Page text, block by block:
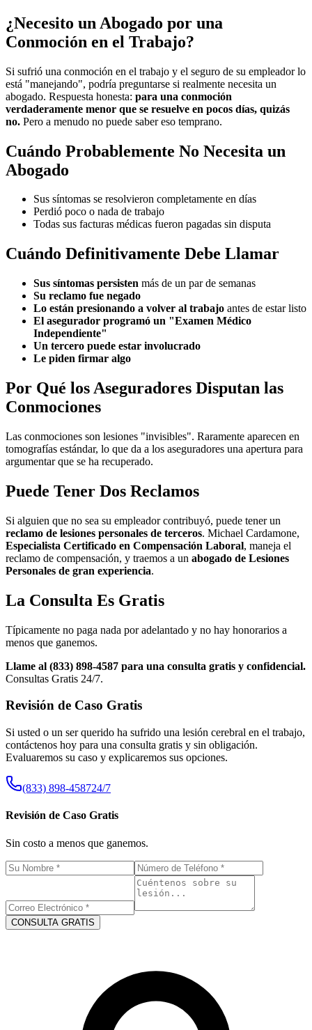
¿Necesito un Abogado por una
Conmoción en el Trabajo?
Si sufrió una conmoción en el trabajo y el seguro de su empleador lo
está "manejando", podría preguntarse si realmente necesita un
abogado. Respuesta honesta: para una conmoción
verdaderamente menor que se resuelve en pocos días, quizás
no. Pero a menudo no puede saber eso temprano.
Cuándo Probablemente No Necesita un
Abogado
Sus síntomas se resolvieron completamente en días
Perdió poco o nada de trabajo
Todas sus facturas médicas fueron pagadas sin disputa
Cuándo Definitivamente Debe Llamar
Sus síntomas persisten más de un par de semanas
Su reclamo fue negado
Lo están presionando a volver al trabajo antes de estar listo
El asegurador programó un "Examen Médico
Independiente"
Un tercero puede estar involucrado
Le piden firmar algo
Por Qué los Aseguradores Disputan las
Conmociones
Las conmociones son lesiones "invisibles". Raramente aparecen en
tomografías estándar, lo que da a los aseguradores una apertura para
argumentar que se ha recuperado.
Puede Tener Dos Reclamos
Si alguien que no sea su empleador contribuyó, puede tener un
reclamo de lesiones personales de terceros. Michael Cardamone,
Especialista Certificado en Compensación Laboral, maneja el
reclamo de compensación, y traemos a un abogado de Lesiones
Personales de gran experiencia.
La Consulta Es Gratis
Típicamente no paga nada por adelantado y no hay honorarios a
menos que ganemos.
Llame al (833) 898-4587 para una consulta gratis y confidencial.
Consultas Gratis 24/7.
Revisión de Caso Gratis
Si usted o un ser querido ha sufrido una lesión cerebral en el trabajo,
contáctenos hoy para una consulta gratis y sin obligación.
Evaluaremos su caso y explicaremos sus opciones.
(833) 898-458724/7
Revisión de Caso Gratis
Sin costo a menos que ganemos.
CONSULTA GRATIS